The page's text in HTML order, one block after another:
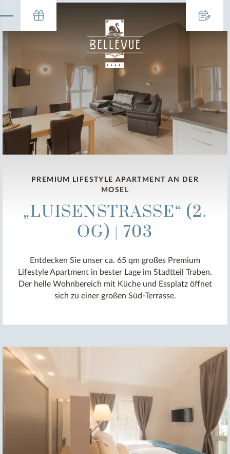
„LUISENSTRASSE“ (2.
OG) | 703
PREMIUM LIFESTYLE APARTMENT AN DER
MOSEL
Entdecken Sie unser ca. 65 qm großes Premium
Lifestyle Apartment in bester Lage im Stadtteil Traben.
Der helle Wohnbereich mit Küche und Essplatz öffnet
sich zu einer großen Süd-Terrasse.